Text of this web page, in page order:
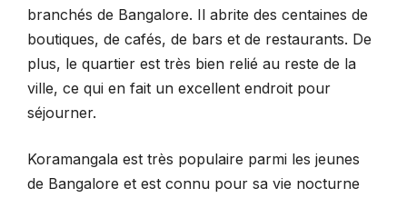
branchés de Bangalore. Il abrite des centaines de
boutiques, de cafés, de bars et de restaurants. De
plus, le quartier est très bien relié au reste de la
ville, ce qui en fait un excellent endroit pour
séjourner.
Koramangala est très populaire parmi les jeunes
de Bangalore et est connu pour sa vie nocturne